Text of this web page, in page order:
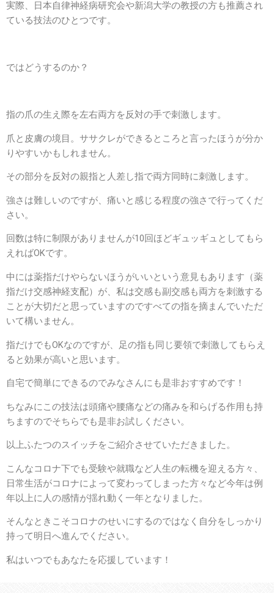
実際、日本自律神経病研究会や新潟大学の教授の方も推薦され
ている技法のひとつです。
ではどうするのか？
指の爪の生え際を左右両方を反対の手で刺激します。
爪と皮膚の境目。ササクレができるところと言ったほうが分か
りやすいかもしれません。
その部分を反対の親指と人差し指で両方同時に刺激します。
強さは難しいのですが、痛いと感じる程度の強さで行ってくだ
さい。
回数は特に制限がありませんが10回ほどギュッギュとしてもら
えればOKです。
中には薬指だけやらないほうがいいという意見もあります（薬
指だけ交感神経支配）が、私は交感も副交感も両方を刺激する
ことが大切だと思っていますのですべての指を摘まんでいただ
いて構いません。
指だけでもOKなのですが、足の指も同じ要領で刺激してもらえ
ると効果が高いと思います。
自宅で簡単にできるのでみなさんにも是非おすすめです！
ちなみにこの技法は頭痛や腰痛などの痛みを和らげる作用も持
ちますのでそちらでも是非お試しください。
以上ふたつのスイッチをご紹介させていただきました。
こんなコロナ下でも受験や就職など人生の転機を迎える方々、
日常生活がコロナによって変わってしまった方々など今年は例
年以上に人の感情が揺れ動く一年となりました。
そんなときこそコロナのせいにするのではなく自分をしっかり
持って明日へ進んでください。
私はいつでもあなたを応援しています！